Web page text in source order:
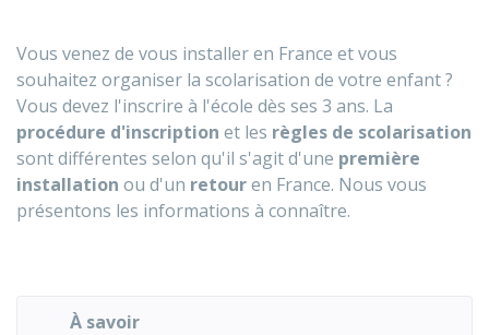
Vous venez de vous installer en France et vous
souhaitez organiser la scolarisation de votre enfant ?
Vous devez l'inscrire à l'école dès ses 3 ans. La
procédure d'inscription et les règles de scolarisation
sont différentes selon qu'il s'agit d'une première
installation ou d'un retouren France. Nous vous
présentons les informations à connaître.
À savoir